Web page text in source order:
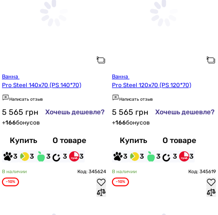
Pro Steel 140x70 (PS 140*70)
Написать отзыв
5 565 грн Хочешь дешевле?
+166бонусов
Купить О товаре
3 3 3 3 3
Pro Steel 120x70 (PS 120*70)
Написать отзыв
5 565 грн Хочешь дешевле?
+166бонусов
Купить О товаре
3 3 3 3 3
В наличии Код: 345624
-10%
В наличии Код: 345619
-10%